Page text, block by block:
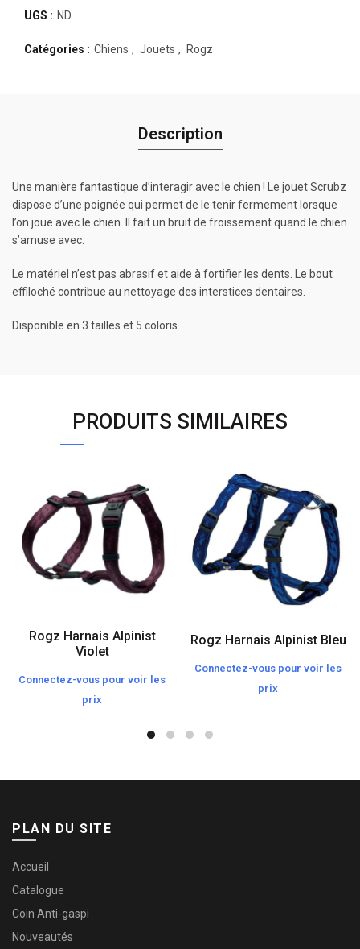
UGS : ND
Catégories : Chiens , Jouets , Rogz
Description
Une manière fantastique d’interagir avec le chien ! Le jouet Scrubz
dispose d’une poignée qui permet de le tenir fermement lorsque
l’on joue avec le chien. Il fait un bruit de froissement quand le chien
s’amuse avec.
Le matériel n’est pas abrasif et aide à fortifier les dents. Le bout
effiloché contribue au nettoyage des interstices dentaires.
Disponible en 3 tailles et 5 coloris.
PRODUITS SIMILAIRES
Rogz Harnais Alpinist
Violet
Connectez-vous pour voir les
prix
Rogz Harnais Alpinist Bleu
Connectez-vous pour voir les
prix
PLAN DU SITE
Accueil
Catalogue
Coin Anti-gaspi
Nouveautés